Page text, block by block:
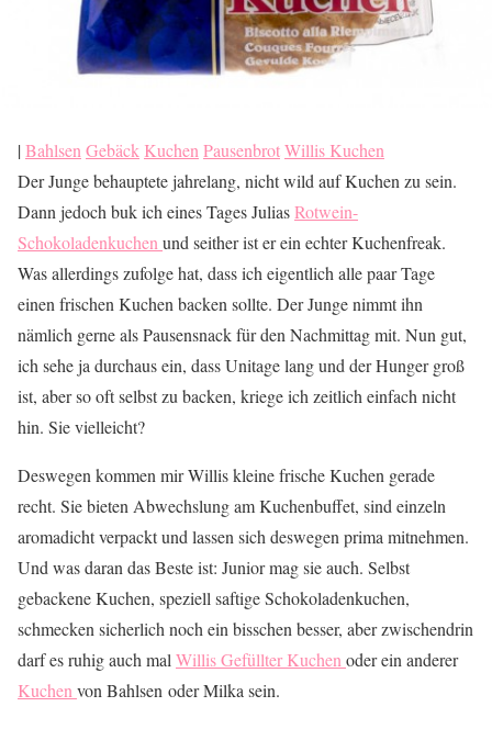
|Bahlsen Gebäck Kuchen PausenbrotWillis Kuchen
Der Junge behauptete jahrelang, nicht wild auf Kuchen zu sein.
Dann jedoch buk ich eines Tages JuliasRotwein-
Schokoladenkuchen und seither ist er ein echter Kuchenfreak.
Was allerdings zufolge hat, dass ich eigentlich alle paar Tage
einen frischen Kuchen backen sollte. Der Junge nimmt ihn
nämlich gerne als Pausensnack für den Nachmittag mit. Nun gut,
ich sehe ja durchaus ein, dass Unitage lang und der Hunger groß
ist, aber so oft selbst zu backen, kriege ich zeitlich einfach nicht
hin. Sie vielleicht?
Deswegen kommen mir Willis kleine frische Kuchen gerade
recht. Sie bieten Abwechslung am Kuchenbuffet, sind einzeln
aromadicht verpackt und lassen sich deswegen prima mitnehmen.
Und was daran das Beste ist: Junior mag sie auch. Selbst
gebackene Kuchen, speziell saftige Schokoladenkuchen,
schmecken sicherlich noch ein bisschen besser, aber zwischendrin
darf es ruhig auch mal Willis Gefüllter Kuchen oder ein anderer
Kuchen von Bahlsen oder Milka sein.